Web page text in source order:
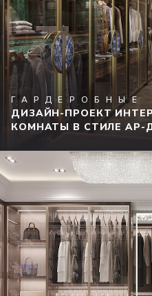
ГАРДЕРОБНЫЕ
ДИЗАЙН-ПРОЕКТ
КОМНАТЫ В СТИЛЕ АР-